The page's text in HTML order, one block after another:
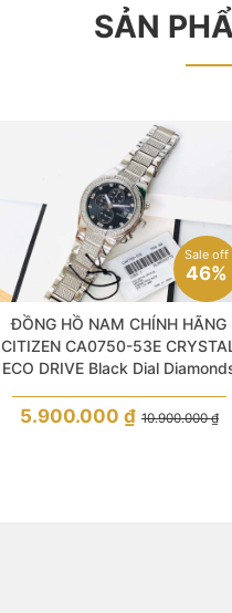
SẢN
Sale off
46%
ĐỒNG HỒ NAM CHÍNH HÃNG
CITIZEN CA0750-53E
ECO DRIVE Black Dial
10.900.000₫
5.900.000 ₫